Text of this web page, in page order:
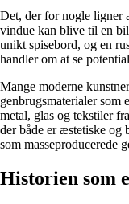
Det, der for nogle ligner
vindue kan blive til en
unikt spisebord, og en
handler om at se
Mange moderne
genbrugsmaterialer
metal, glas og tekstiler
der både er æstetiske
som masseproducerede
Historien som